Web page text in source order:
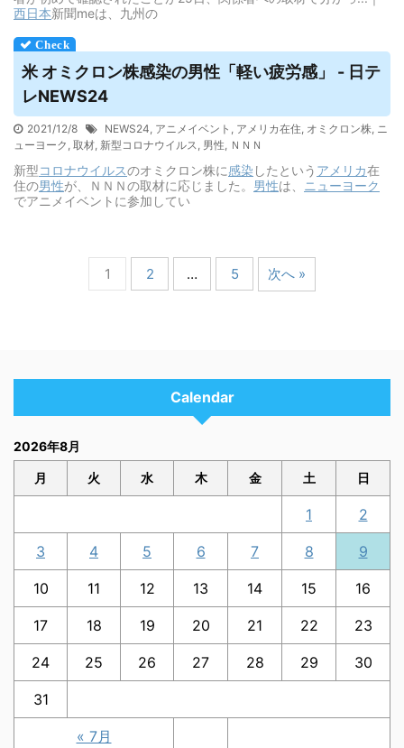
西日本新聞meは、九州の
米 オミクロン株感染の男性「軽い疲労感」 - 日テ
レNEWS24
2021/12/8 NEWS24, アニメイベント , アメリカ在住, オミクロン株, ニ
ューヨーク , 取材, 新型コロナウイルス, 男性, ＮＮＮ
新型コロナウイルスのオミクロン株に感染 したという アメリカ在
住の男性が、ＮＮＮの取材に応じました。 男性は、
ニューヨーク
でアニメイベントに参加してい
1 2 … 5 次へ »
Calendar
2026年8月
月 火 水 木 金 土 日
« 7月
1 2
3 4 5 6 7 8 9
10 11 12 13 14 15 16
17 18 19 20 21 22 23
24 25 26 27 28 29 30
31